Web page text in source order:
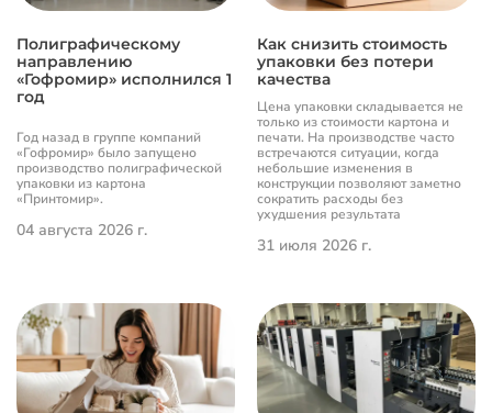
Полиграфическому
направлению
«Гофромир» исполнился 1
год
Год назад в группе компаний
«Гофромир» было запущено
производство полиграфической
упаковки из картона
«Принтомир».
04 августа 2026 г.
Как снизить стоимость
упаковки без потери
качества
Цена упаковки складывается не
только из стоимости картона и
печати. На производстве часто
встречаются ситуации, когда
небольшие изменения в
конструкции позволяют заметно
сократить расходы без
ухудшения результата
31 июля 2026 г.